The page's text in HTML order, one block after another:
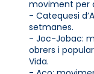
moviment per
- Catequesi
setmanes.
- Joc-Jobac:
obrers i
Vida.